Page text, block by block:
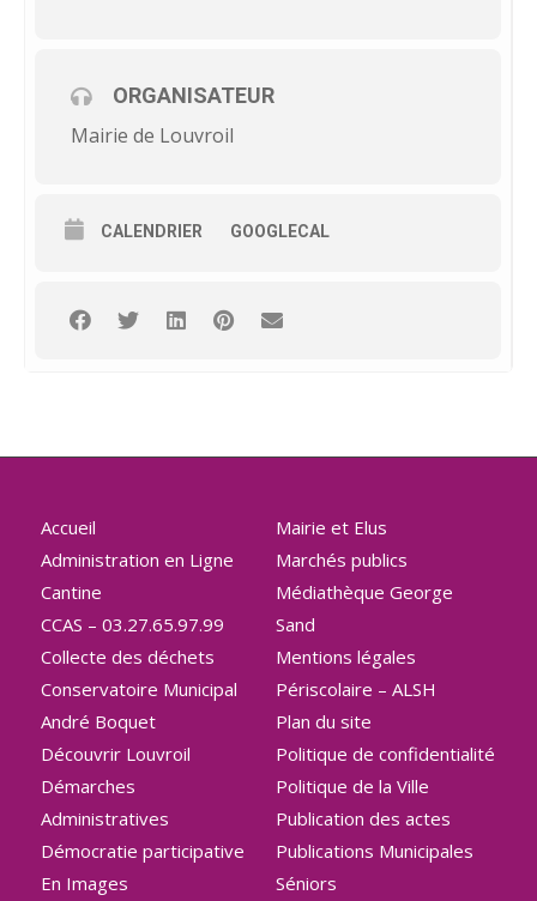
ORGANISATEUR
Mairie de Louvroil
CALENDRIER GOOGLECAL
Accueil
Administration en Ligne
Cantine
CCAS – 03.27.65.97.99
Collecte des déchets
Conservatoire Municipal
André Boquet
Découvrir Louvroil
Démarches
Administratives
Démocratie participative
En Images
Mairie et Elus
Marchés publics
Médiathèque George
Sand
Mentions légales
Périscolaire – ALSH
Plan du site
Politique de confidentialité
Politique de la Ville
Publication des actes
Publications Municipales
Séniors